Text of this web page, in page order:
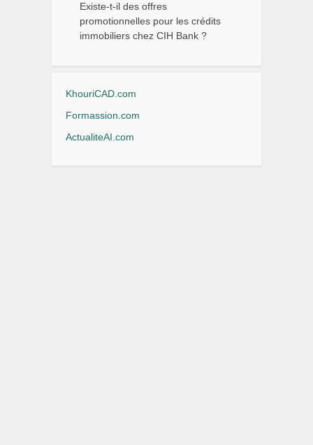
Existe-t-il des offres
promotionnelles pour les crédits
immobiliers chez CIH Bank ?
KhouriCAD.com
Formassion.com
ActualiteAI.com